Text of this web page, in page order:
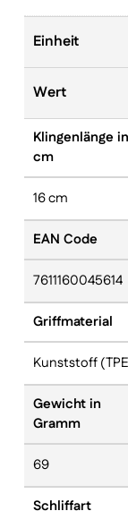
Einheit
Wert
Klingenlänge in
cm
16 cm
EAN Code
7611160045614
Griffmaterial
Kunststoff
Gewicht in
Gramm
69
Schliffart